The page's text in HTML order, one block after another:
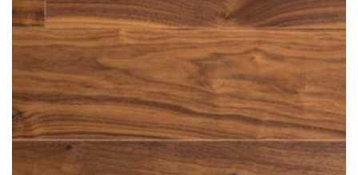
ПЕРЕЙТИ